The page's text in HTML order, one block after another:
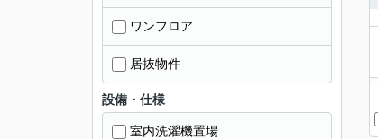
ワンフロア
居抜物件
設備・仕様
室内洗濯機置場